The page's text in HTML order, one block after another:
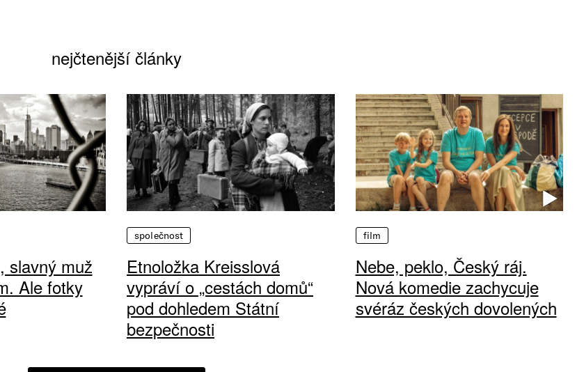
nejčtenější články
slavný muž
Ale fotky
společnost
Etnoložka Kreisslová
vypráví o „cestách domů“
pod dohledem Státní
bezpečnosti
film
Nebe, peklo, Český ráj.
Nová komedie zachycuje
svéráz českých dovolených